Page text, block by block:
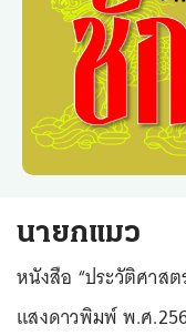
นายกแมว
หนังสือ “ประวัติศาส
แสงดาวพิมพ์ พ.ศ